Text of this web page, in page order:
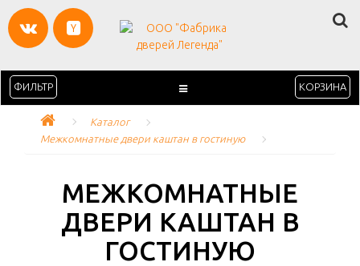
ФИЛЬТР КОРЗИНА
Каталог
Межкомнатные двери каштан в гостиную
МЕЖКОМНАТНЫЕ
ДВЕРИ КАШТАН В
ГОСТИНУЮ